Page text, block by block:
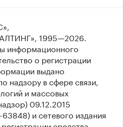
1995—2026.
информационного
о регистрации
выдано
надзору в сфере связи,
и массовых
09.12.2015
и сетевого издания